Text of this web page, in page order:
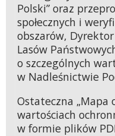
Polski” oraz
społecznych i
obszarów,
Lasów
o szczególnych
w Nadleśnictwie
Ostateczna „Mapa
wartościach
w formie plików